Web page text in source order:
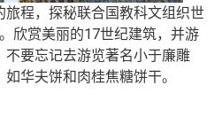
旅程，探秘联合国教科文组织世
欣赏美丽的17世纪建筑，并游
要忘记去游览著名小于廉雕
华夫饼和肉桂焦糖饼干。